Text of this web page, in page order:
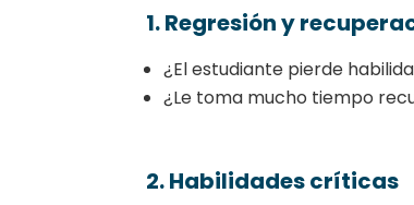
1. Regresión y
¿El estudiante pierde
¿Le toma mucho tiempo
2. Habilidades críticas